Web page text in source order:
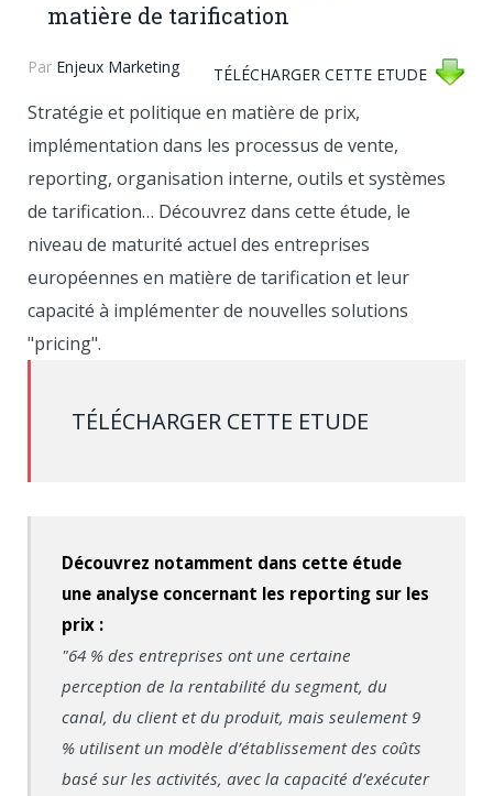
matière de tarification
Par Enjeux Marketing TÉLÉCHARGER CETTE ETUDE
Stratégie et politique en matière de prix,
implémentation dans les processus de vente,
reporting, organisation interne, outils et systèmes
de tarification… Découvrez dans cette étude, le
niveau de maturité actuel des entreprises
européennes en matière de tarification et leur
capacité à implémenter de nouvelles solutions
"pricing".
TÉLÉCHARGER CETTE ETUDE
Découvrez notamment dans cette étude
une analyse concernant les reporting sur les
prix :
"64 % des entreprises ont une certaine
perception de la rentabilité du segment, du
canal, du client et du produit, mais seulement 9
% utilisent un modèle d’établissement des coûts
basé sur les activités, avec la capacité d’exécuter